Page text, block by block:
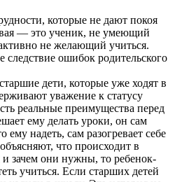
которые не дают покоя
— это ученик, не умеющий
не желающий учиться.
ошибок родительского
дети, которые уже ходят в
уважение к статусу
реальные преимущества перед
ему делать уроки, он сам
ему надеть, сам разогревает себе
что происходит в
и зачем они нужны, то ребенок-
учиться. Если старших детей